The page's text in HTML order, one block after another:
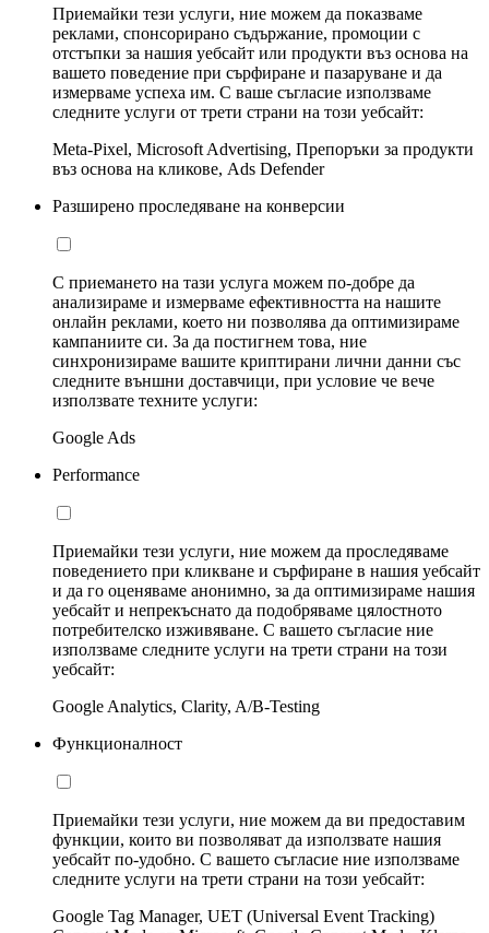
Приемайки тези услуги, ние можем да показваме
реклами, спонсорирано съдържание, промоции с
отстъпки за нашия уебсайт или продукти въз основа на
вашето поведение при сърфиране и пазаруване и да
измерваме успеха им. С ваше съгласие използваме
следните услуги от трети страни на този уебсайт:
Meta-Pixel, Microsoft Advertising, Препоръки за продукти
въз основа на кликове, Ads Defender
Разширено проследяване на конверсии
С приемането на тази услуга можем по-добре да
анализираме и измерваме ефективността на нашите
онлайн реклами, което ни позволява да оптимизираме
кампаниите си. За да постигнем това, ние
синхронизираме вашите криптирани лични данни със
следните външни доставчици, при условие че вече
използвате техните услуги:
Google Ads
Performance
Приемайки тези услуги, ние можем да проследяваме
поведението при кликване и сърфиране в нашия уебсайт
и да го оценяваме анонимно, за да оптимизираме нашия
уебсайт и непрекъснато да подобряваме цялостното
потребителско изживяване. С вашето съгласие ние
използваме следните услуги на трети страни на този
уебсайт:
Google Analytics, Clarity, A/B-Testing
Функционалност
Приемайки тези услуги, ние можем да ви предоставим
функции, които ви позволяват да използвате нашия
уебсайт по-удобно. С вашето съгласие ние използваме
следните услуги на трети страни на този уебсайт:
Google Tag Manager, UET (Universal Event Tracking)